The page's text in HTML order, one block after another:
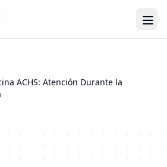
29
ACHS: Atención Durante la